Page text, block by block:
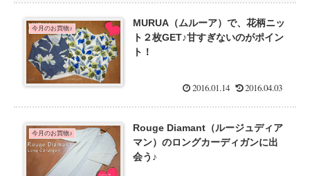
今月のお買物♪
MURUA（ムルーア）で、花柄ニッ
ト２枚GET♪甘すぎないのがポイン
ト！
2016.01.14 2016.04.03
今月のお買物♪
Rouge Diamant（ルージュディア
マン）のロングカーディガンに出
会う♪